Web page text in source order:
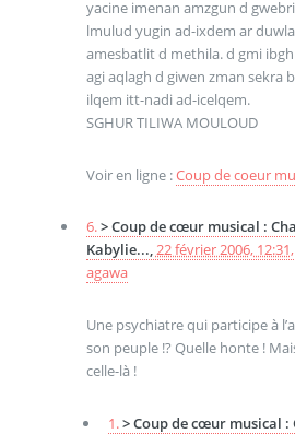
yacine imenan amzgun d
lmulud yugin ad-ixdem ar
amesbatlit d methila. d gmi
agi aqlagh d giwen zman sekra
ilqem itt-nadi ad-icelqem.
SGHUR TILIWA MOULOUD
Voir en ligne :Coup de coeur
6.> Coup de cœur musical :
Kabylie...,22 février 2006, 12:31,
agawa
Une psychiatre qui participe à
son peuple !? Quelle honte !
celle-là !
1.> Coup de cœur musical :